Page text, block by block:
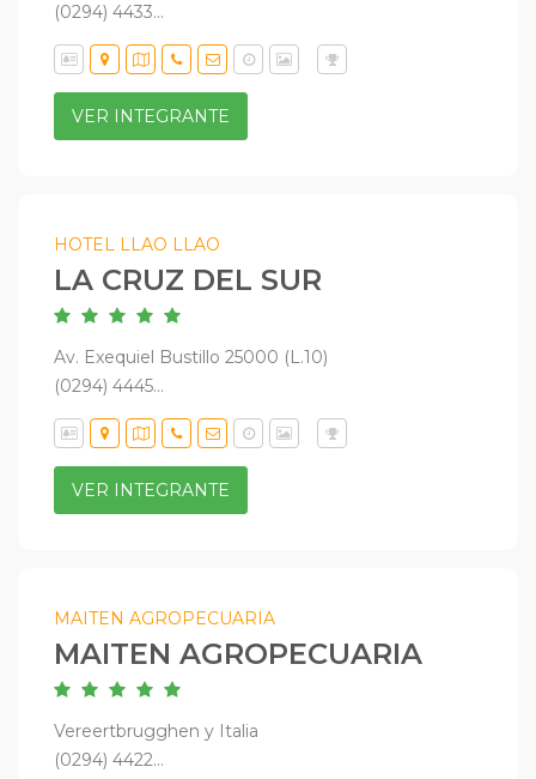
(0294) 4433...
VER INTEGRANTE
HOTEL LLAO LLAO
LA CRUZ DEL SUR
Av. Exequiel Bustillo 25000 (L.10)
(0294) 4445...
VER INTEGRANTE
MAITEN AGROPECUARIA
MAITEN AGROPECUARIA
Vereertbrugghen y Italia
(0294) 4422...